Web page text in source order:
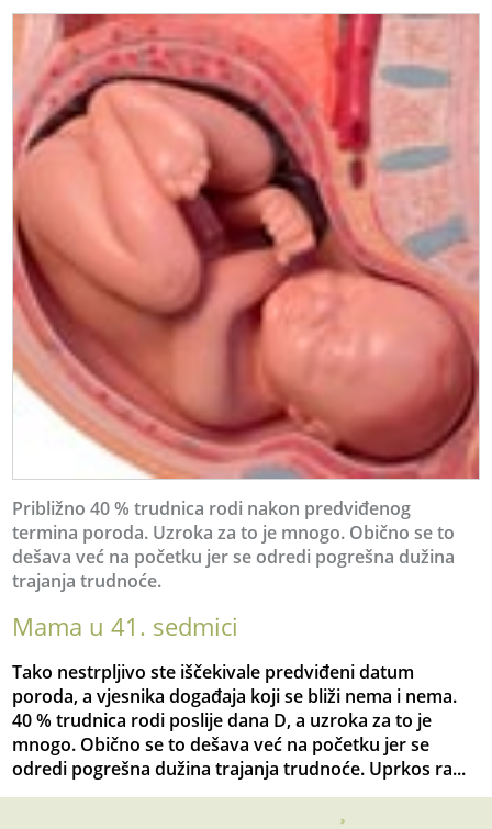
Približno 40 % trudnica rodi nakon predviđenog
termina poroda. Uzroka za to je mnogo. Obično se to
dešava već na početku jer se odredi pogrešna dužina
trajanja trudnoće.
Mama u 41. sedmici
Tako nestrpljivo ste iščekivale predviđeni datum
poroda, a vjesnika događaja koji se bliži nema i nema.
40 % trudnica rodi poslije dana D, a uzroka za to je
mnogo. Obično se to dešava već na početku jer se
odredi pogrešna dužina trajanja trudnoće. Uprkos ra...